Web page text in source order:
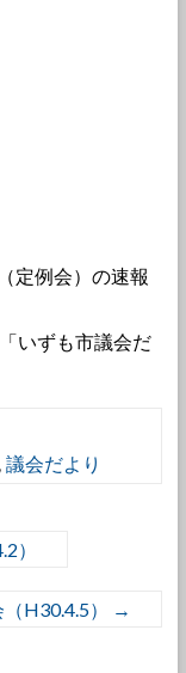
定例会）の速報
いずも市議会だ
議会だより
）
H30.4.5） →